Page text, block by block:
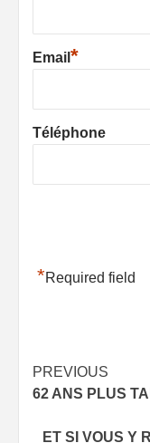
Email *
Téléphone
*Required field
Post
PREVIOUS
62 ANS PLUS
ET SI VOUS Y